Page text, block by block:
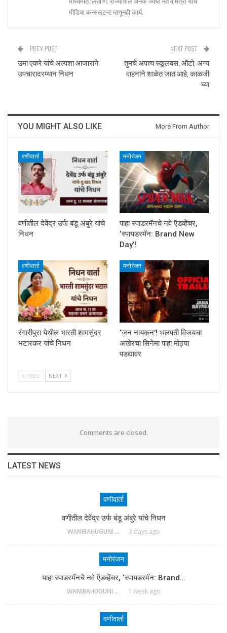
मीडिया कन्सलटन्ट म्हणूनही कार्य.
PREV POST
उमा एकरे यांचे अल्पशा आजाराने
उपचारादरम्यान निधन
NEXT POST
तुमचे अपत्य स्कूलबस, ऑटो, अन्य
वाहनाने शाळेत जात आहे, काळजी
घ्या
YOU MIGHT ALSO LIKE More From Author
वणीवार्ता
वणीतील देवेंद्र उर्फ बंडू अंबुरे यांचे
निधन
मनोरंजन
पाहा स्पाडरमॅनचे नवे ऍडव्हेंचर,
‘स्पायडरमॅन: Brand New
Day’!
वणीवार्ता
रंगारीपुरा येथील भारती शामसुंदर
भटारकर यांचे निधन
मनोरंजन
‘जन नायकन’! थलपती विजयचा
अखेरचा सिनेमा पाहा मोठ्या
पडद्यावर
PREV NEXT
Comments are closed.
LATEST NEWS
वणीवार्ता
वणीतील देवेंद्र उर्फ बंडू अंबुरे यांचे निधन
WANIBAHUGUNI DESK 3 days ago
मनोरंजन
पाहा स्पाडरमॅनचे नवे ऍडव्हेंचर, ‘स्पायडरमॅन: Brand…
WANIBAHUGUNI DESK 1 week ago
वणीवार्ता